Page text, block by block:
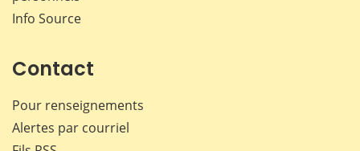
Info Source
Contact
Pour renseignements
Alertes par courriel